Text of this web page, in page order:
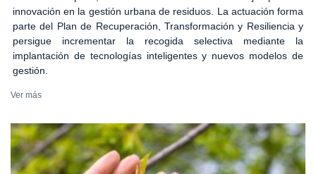
innovación en la gestión urbana de residuos. La actuación forma
parte del Plan de Recuperación, Transformación y Resiliencia y
persigue incrementar la recogida selectiva mediante la
implantación de tecnologías inteligentes y nuevos modelos de
gestión.
Ver más